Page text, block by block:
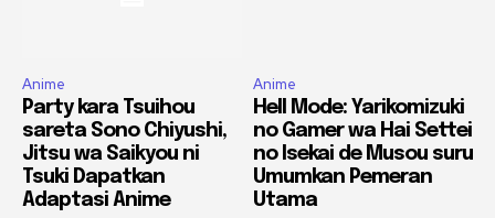
Anime
Party kara Tsuihou
sareta Sono Chiyushi,
Jitsu wa Saikyou ni
Tsuki Dapatkan
Adaptasi Anime
Anime
Hell Mode: Yarikomizuki
no Gamer wa Hai Settei
no Isekai de Musou suru
Umumkan Pemeran
Utama